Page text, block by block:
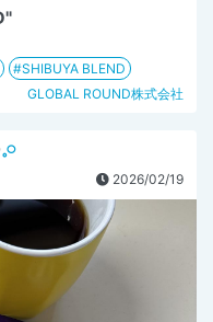
SHIBUYA BLEND
GLOBAL ROUND株式会社
2026/02/19